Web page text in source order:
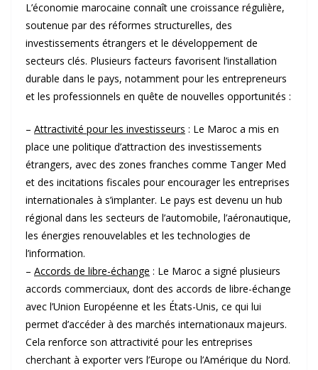
L’économie marocaine connaît une croissance régulière,
soutenue par des réformes structurelles, des
investissements étrangers et le développement de
secteurs clés. Plusieurs facteurs favorisent l’installation
durable dans le pays, notamment pour les entrepreneurs
et les professionnels en quête de nouvelles opportunités :
– Attractivité pour les investisseurs : Le Maroc a mis en
place une politique d’attraction des investissements
étrangers, avec des zones franches comme Tanger Med
et des incitations fiscales pour encourager les entreprises
internationales à s’implanter. Le pays est devenu un hub
régional dans les secteurs de l’automobile, l’aéronautique,
les énergies renouvelables et les technologies de
l’information.
– Accords de libre-échange : Le Maroc a signé plusieurs
accords commerciaux, dont des accords de libre-échange
avec l’Union Européenne et les États-Unis, ce qui lui
permet d’accéder à des marchés internationaux majeurs.
Cela renforce son attractivité pour les entreprises
cherchant à exporter vers l’Europe ou l’Amérique du Nord.